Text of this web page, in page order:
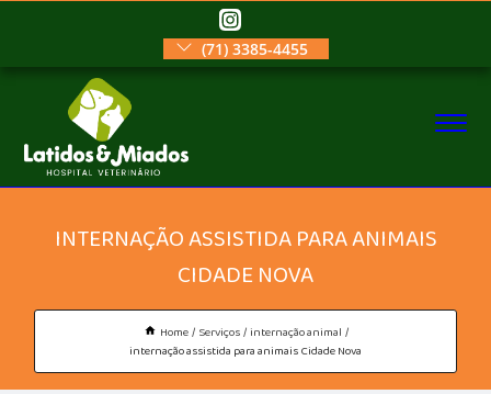
(71) 3385-4455
INTERNAÇÃO ASSISTIDA PARA ANIMAIS
CIDADE NOVA
Home Serviços
internação animal
internação assistida para animais Cidade Nova